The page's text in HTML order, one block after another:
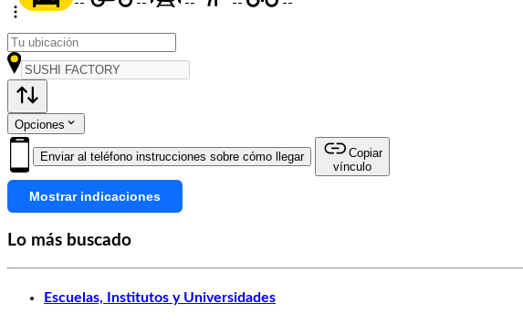
Opciones
Enviar al teléfono instrucciones sobre cómo llegar
Copiar
vínculo
Mostrar indicaciones
Lo más buscado
Escuelas, Institutos y Universidades